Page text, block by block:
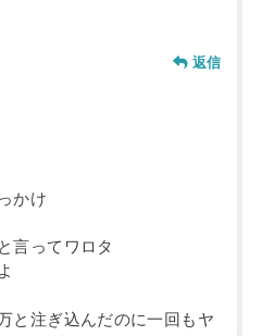
返信
かけ
言ってワロタ
と注ぎ込んだのに一回もヤ